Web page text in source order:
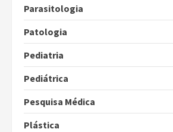
Parasitologia
Patologia
Pediatria
Pediátrica
Pesquisa Médica
Plástica